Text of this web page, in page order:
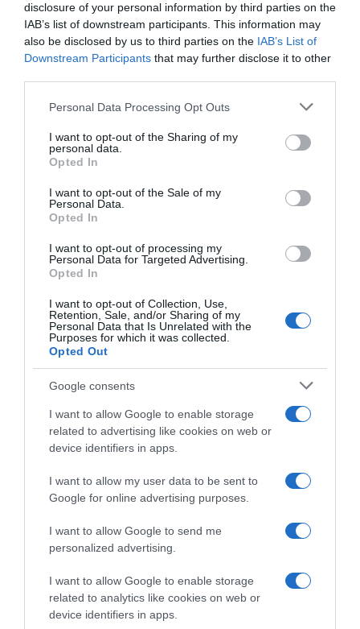
disclosure of your personal information by third parties on the
IAB’s list of downstream participants. This information may
also be disclosed by us to third parties on the IAB’s List of
Downstream Participants that may further disclose it to other
Please note that this website/app uses one or more Google
not limited to your visit or usage behaviour. You may click to
grant or deny consent to Google and its third-party tags to
use your data for below specified purposes in below Google
consent section.
Personal Data Processing Opt Outs
I want to opt-out of the Sharing of my
personal data.
Opted In
I want to opt-out of the Sale of my
Personal Data.
Opted In
I want to opt-out of processing my
Personal Data for Targeted Advertising.
Opted In
I want to opt-out of Collection, Use,
Retention, Sale, and/or Sharing of my
Personal Data that Is Unrelated with the
Purposes for which it was collected.
Opted Out
Google consents
I want to allow Google to enable storage
related to advertising like cookies on web or
device identifiers in apps.
I want to allow my user data to be sent to
Google for online advertising purposes.
I want to allow Google to send me
personalized advertising.
I want to allow Google to enable storage
related to analytics like cookies on web or
device identifiers in apps.
05.06.2025 - 16:11
Το πρώτο μήνυμα της Βάνας Μπάρμπα μετά
το ελαφρύ εγκεφαλικό – Το δημόσιο
«ευχαριστώ»
Η ηθοποιός πλέον βρίσκεται στο σπίτι της
29.05.2025 - 11:54